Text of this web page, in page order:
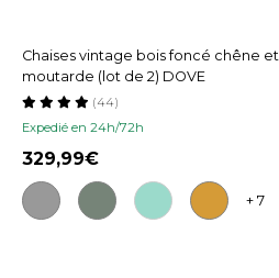
Chaises vintage bois foncé chêne
moutarde (lot de 2) DOVE
Expedié en 24h/72h
(44)
329,99
+ 7